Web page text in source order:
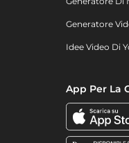
Generatore
Idee Video Di
App Per La